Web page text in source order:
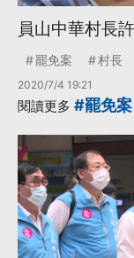
員山中華村長
罷免案 村長
2020/7/4 19:21
閱讀更多 #罷免案